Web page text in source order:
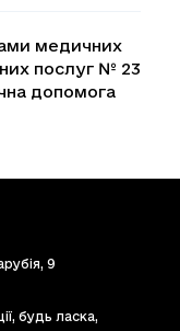
медичних
послуг № 23
допомога
9
будь ласка,